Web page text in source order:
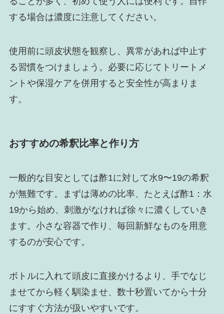
する場合は濃度に注意してください。
使用前に頭皮状態を観察し、異常があれば中止す
る習慣をつけましょう。必要に応じてトリートメ
ントや保湿ケアを併用すると安全性が高まりま
す。
おすすめの希釈比率と作り方
一般的な目安としては酢1に対して水9〜19の希釈
が無難です。まずは薄めの比率、たとえば酢1：水
19から始め、刺激がなければ徐々に濃くしていき
ます。小さな容器で作り、毎回新鮮なものを用意
するのが安心です。
ボトルに入れて頭皮に直接かけるより、手でなじ
ませてから軽く馴染ませ、数十秒置いてから十分
にすすぐ方法が扱いやすいです。